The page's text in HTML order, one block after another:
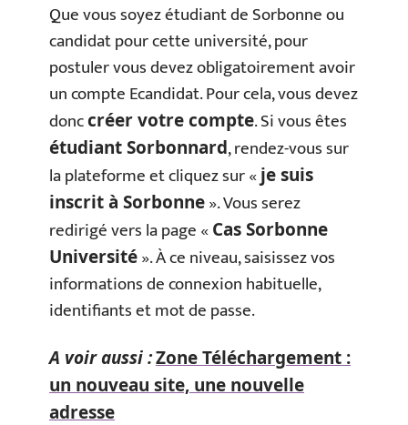
Que vous soyez étudiant de Sorbonne ou
candidat pour cette université, pour
postuler vous devez obligatoirement avoir
un compte Ecandidat. Pour cela, vous devez
donccréer votre compte. Si vous êtes
étudiant Sorbonnard, rendez-vous sur
la plateforme et cliquez sur «je suis
inscrit à Sorbonne». Vous serez
redirigé vers la page «Cas Sorbonne
Université». À ce niveau, saisissez vos
informations de connexion habituelle,
identifiants et mot de passe.
A voir aussi :Zone Téléchargement :
un nouveau site, une nouvelle
adresse